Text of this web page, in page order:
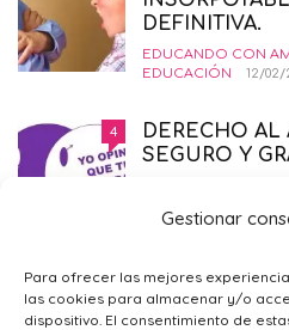
Gestionar
Para ofrecer las mejores
las cookies para almacenar y/o
dispositivo. El consentimiento de
DEFINITIVA.
EDUCANDO CON
EDUCACIÓN
12/02/
4
DERECHO AL
SEGURO Y
4 ¿POR QUÉ
PSICOLOGÍA
MAMÁS
09/02/2016